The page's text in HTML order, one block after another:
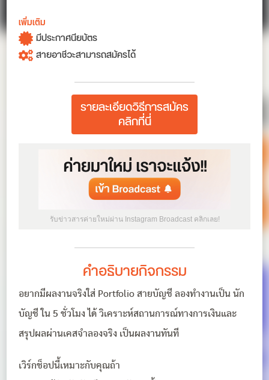
เพิ่มเติม
มีประกาศนียบัตร
สายอาชีวะสามารถสมัครได้
รายละเอียดวิธีการสมัคร
คลิกที่นี่
รับข่าวสารค่ายใหม่ผ่าน Instagram Broadcast คลิกเลย!
คำอธิบายกิจกรรม
อยากมีผลงานจริงใส่ Portfolio สายบัญชี ลองทำงานเป็น นัก
บัญชี ใน 5 ชั่วโมง ได้ วิเคราะห์สถานการณ์ทางการเงินและ
สรุปผลผ่านเคสจำลองจริง เป็นผลงานทันที
เวิร์กช็อปนี้เหมาะกับคุณถ้า